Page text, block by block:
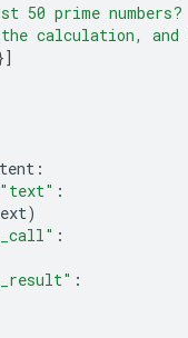
50 prime
calculation, and
:
"text" :
)
:
: